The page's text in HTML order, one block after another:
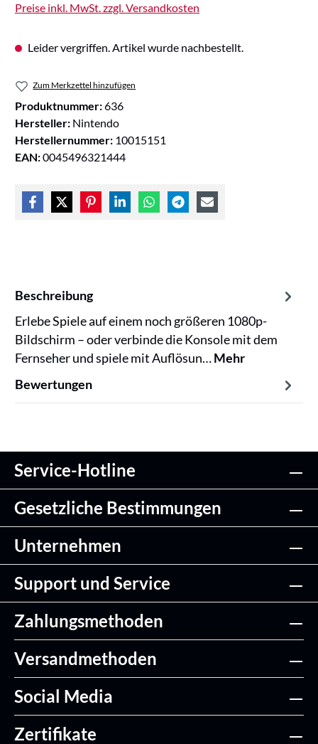
Preise inkl. MwSt. zzgl. Versandkosten
Leider vergriffen. Artikel wurde nachbestellt.
Zum Merkzettel hinzufügen
Produktnummer:636
Hersteller: Nintendo
Herstellernummer: 10015151
EAN:0045496321444
Beschreibung
Erlebe Spiele auf einem noch größeren 1080p-
Bildschirm – oder verbinde die Konsole mit dem
Fernseher und spiele mit Auflösun…Mehr
Bewertungen
Service-Hotline
Gesetzliche Bestimmungen
Unternehmen
Support und Service
Zahlungsmethoden
Versandmethoden
Social Media
Zertifikate